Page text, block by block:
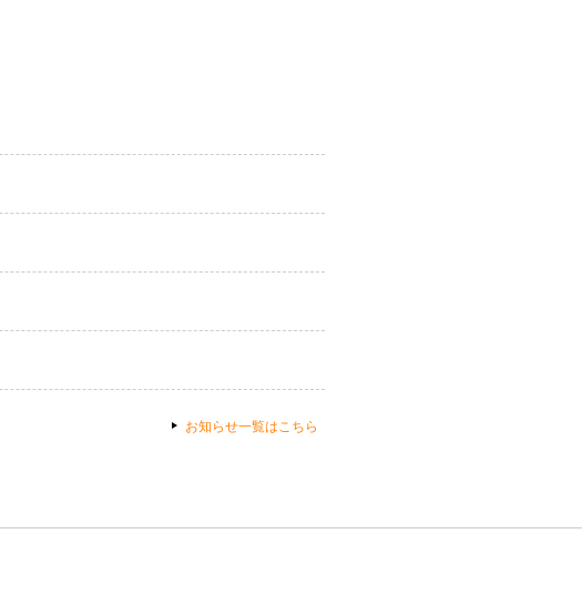
お知らせ一覧はこちら